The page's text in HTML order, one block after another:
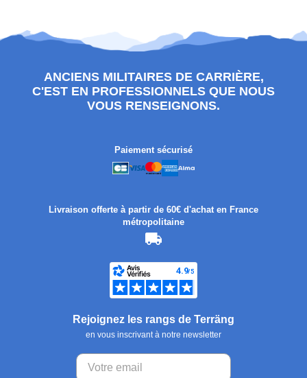
ANCIENS MILITAIRES DE CARRIÈRE,
C'EST EN PROFESSIONNELS QUE NOUS
VOUS RENSEIGNONS.
Paiement sécurisé
Livraison offerte à partir de 60€ d'achat en France
métropolitaine
Rejoignez les rangs de Terräng
en vous inscrivant à notre newsletter